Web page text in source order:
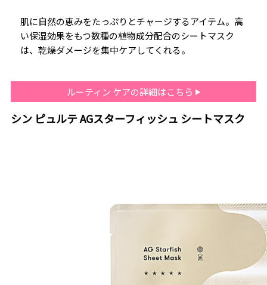
肌に自然の恵みをたっぷりとチャージするアイテム。高
い保湿効果をもつ数種の植物成分配合のシートマスク
は、乾燥ダメージを集中ケアしてくれる。
ルーティン ケアの詳細はこちら
シン ピュルテ AGスターフィッシュ シートマスク